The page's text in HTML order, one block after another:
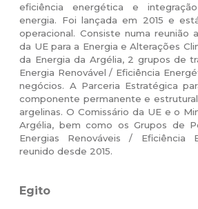
eficiência energética e
energia. Foi lançada em 2015 e
operacional. Consiste numa reunião
da UE para a Energia e Alterações
da Energia da Argélia, 2 grupos de
Energia Renovável / Eficiência
negócios. A Parceria Estratégica
componente permanente e
argelinas. O Comissário da UE e o
Argélia, bem como os Grupos de
Energias Renováveis / Eficiência
reunido desde 2015.
Egito